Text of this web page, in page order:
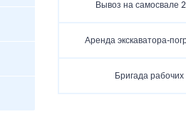
Вывоз на самосвале
Аренда экскаватора-
Бригада рабочих